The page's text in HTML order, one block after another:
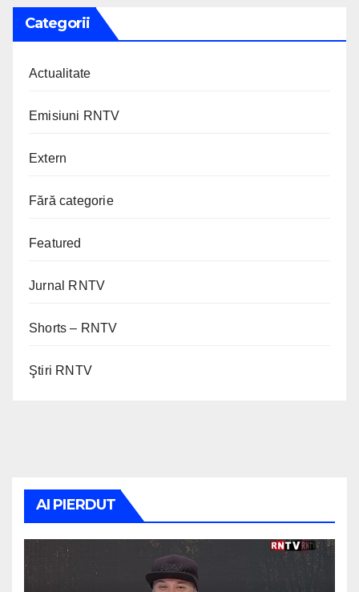
Categorii
Actualitate
Emisiuni RNTV
Extern
Fără categorie
Featured
Jurnal RNTV
Shorts – RNTV
Ştiri RNTV
AI PIERDUT